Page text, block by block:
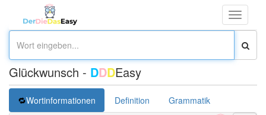
Toggle
Glückwunsch - DDDEasy
Wortinformationen Definition Grammatik